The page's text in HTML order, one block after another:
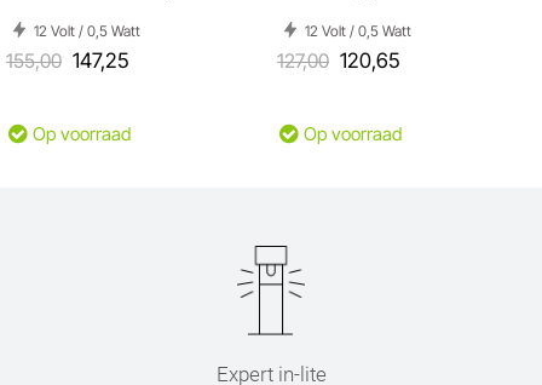
12 Volt / 0,5 Watt
155,00 147,25
Op voorraad
12 Volt / 0,5 Watt
127,00 120,65
Op voorraad
Expert in-lite